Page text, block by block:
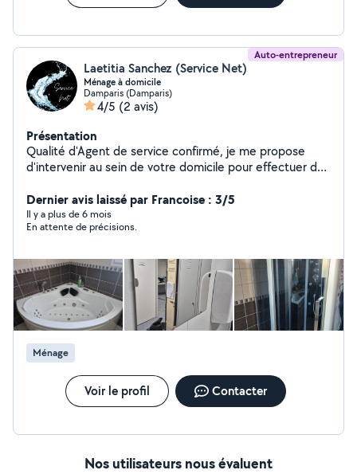
et je suis convaincu que son entreprise connaîtra un très bel
Auto-entrepreneur
Laetitia Sanchez (Service Net)
Ménage à domicile
Damparis (Damparis)
4/5 (2 avis)
Présentation
Qualité d'Agent de service confirmé, je me propose
d'intervenir au sein de votre domicile pour effectuer des
"Service Net" je suis expérimentée et recherche des
clients afin de réaliser des prestations. Crédit d'impôt
disponible ! N'hésitez pas et profitez-en!
Dernier avis laissé par Francoise : 3/5
Il y a plus de 6 mois
En attente de précisions.
Ménage
Voir le profil Contacter
Nos utilisateurs nous évaluent